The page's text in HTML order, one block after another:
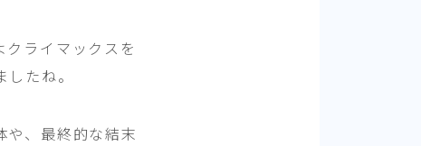
ライマックスを
たね。
、最終的な結末